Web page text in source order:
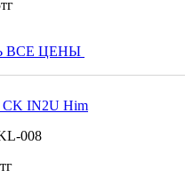
тг
ВСЕ ЦЕНЫ
CK IN2U Him
008
тг